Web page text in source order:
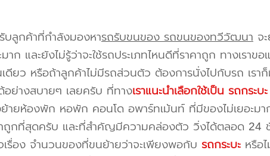
บลูกค้าที่กำลังมองหารถรับขนของ รถขนของทวีวัฒนาจะ
มาก และยังไม่รู้ว่าจะใช้รถประเภทไหนดีที่ราคาถูก ทางเราข
ดียว หรือถ้าลูกค้าไม่มีรถส่วนตัว ต้องการนั่งไปกับรถ เรา
อย่างสบายๆ เลยครับ ที่ทางเราแนะนำเลือกใช้เป็น รถกระบะ
ายห้องพัก หอพัก คอนโด อพาร์ทเม้นท์ ที่มีของไม่เยอะม
ถูกที่สุดครับ และที่สำคัญมีความคล่องตัว วิ่งได้ตลอด 24
เรื่อง จำนวนของที่ขนย้ายว่าจะเพียงพอกับ รถกระบะหรือไ